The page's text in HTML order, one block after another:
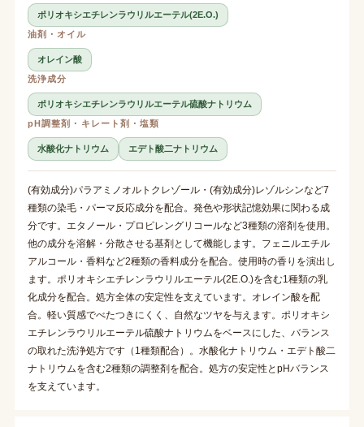
ポリオキシエチレンラウリルエーテル(2E.O.)
油剤・オイル
オレイン酸
洗浄成分
ポリオキシエチレンラウリルエーテル硫酸ナトリウム
pH調整剤・キレート剤・塩類
水酸化ナトリウム エデト酸二ナトリウム
(有効成分)パラアミノオルトクレゾール・(有効成分)レゾルシンなど7
種類の染毛・パーマ反応成分を配合。発色や形状記憶効果に関わる成
分です。エタノール・プロピレングリコールなど3種類の溶剤を使用。
他の成分を溶解・分散させる基剤として機能します。フェニルエチル
アルコール・香料など2種類の香料成分を配合。使用時の香りを演出し
ます。ポリオキシエチレンラウリルエーテル(2E.O.)を含む1種類の乳
化成分を配合。処方全体の安定性を支えています。オレイン酸を配
合。軽い質感でべたつきにくく、自然なツヤを与えます。ポリオキシ
エチレンラウリルエーテル硫酸ナトリウムをベースにした、バランス
の取れた洗浄処方です（1種類配合）。水酸化ナトリウム・エデト酸二
ナトリウムを含む2種類の調整剤を配合。処方の安定性とpHバランス
を支えています。